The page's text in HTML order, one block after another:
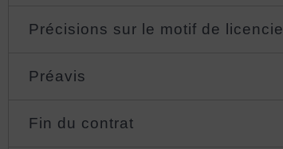
Précisions sur le motif de
Préavis
Fin du contrat